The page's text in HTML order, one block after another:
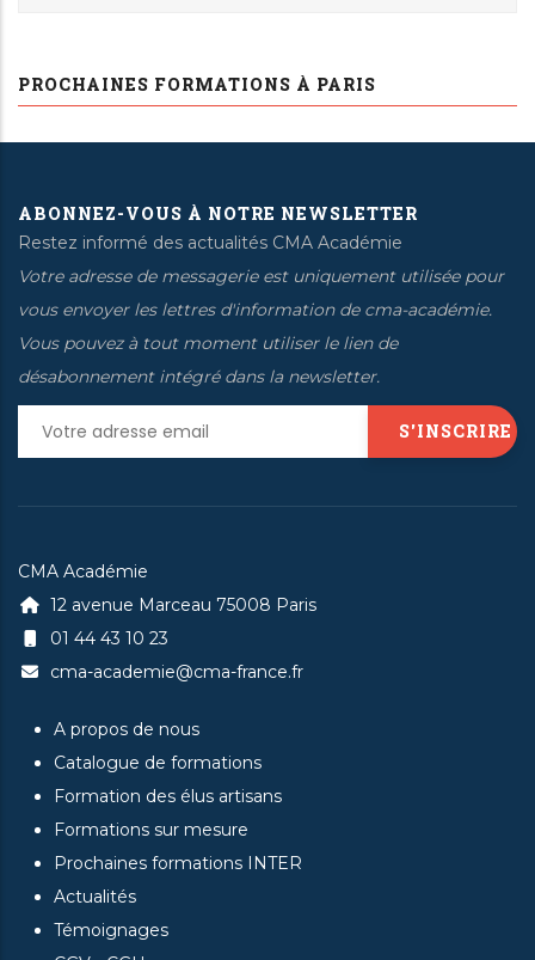
PROCHAINES FORMATIONS À PARIS
ABONNEZ-VOUS À NOTRE NEWSLETTER
Restez informé des actualités CMA Académie
Votre adresse de messagerie est uniquement utilisée pour
vous envoyer les lettres d'information de cma-académie.
Vous pouvez à tout moment utiliser le lien de
désabonnement intégré dans la newsletter.
CMA Académie
12 avenue Marceau 75008 Paris
01 44 43 10 23
cma-academie@cma-france.fr
A propos de nous
Catalogue de formations
Formation des élus artisans
Formations sur mesure
Prochaines formations INTER
Actualités
Témoignages